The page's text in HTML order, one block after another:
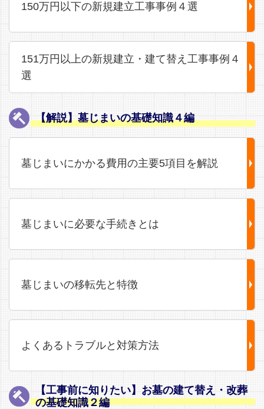
150万円以下の新規建立工事事例４選
151万円以上の新規建立・建て替え工事事例４
選
【解説】墓じまいの基礎知識４編
墓じまいにかかる費用の主要5項目を解説
墓じまいに必要な手続きとは
墓じまいの移転先と特徴
よくあるトラブルと対策方法
【工事前に知りたい】お墓の建て替え・改葬
の基礎知識２編